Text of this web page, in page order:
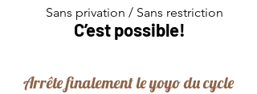
Sans privation / Sans restriction
C’est possible!
Arrête finalement le yoyo du cycle